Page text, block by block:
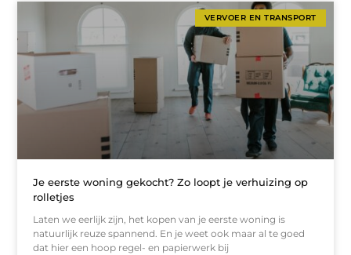
VERVOER EN TRANSPORT
Je eerste woning gekocht? Zo loopt je verhuizing op
rolletjes
Laten we eerlijk zijn, het kopen van je eerste woning is
natuurlijk reuze spannend. En je weet ook maar al te goed
dat hier een hoop regel- en papierwerk bij